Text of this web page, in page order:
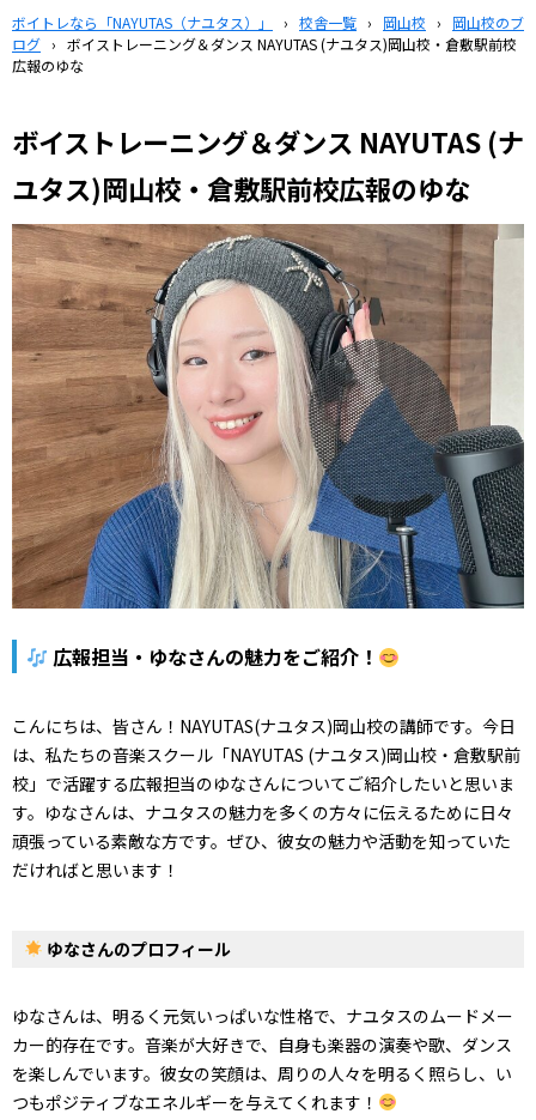
ボイトレなら「NAYUTAS（ナユタス）」 › 校舎一覧 › 岡山校 ›
岡山校のブ
ログ › ボイストレーニング＆ダンス NAYUTAS (ナユタス)岡山校・倉敷駅前校
広報のゆな
ボイストレーニング＆ダンス NAYUTAS (ナ
ユタス)岡山校・倉敷駅前校広報のゆな
広報担当・ゆなさんの魅力をご紹介！
こんにちは、皆さん！NAYUTAS(ナユタス)岡山校の講師です。今日
は、私たちの音楽スクール「NAYUTAS (ナユタス)岡山校・倉敷駅前
校」で活躍する広報担当のゆなさんについてご紹介したいと思いま
す。ゆなさんは、ナユタスの魅力を多くの方々に伝えるために日々
頑張っている素敵な方です。ぜひ、彼女の魅力や活動を知っていた
だければと思います！
ゆなさんのプロフィール
ゆなさんは、明るく元気いっぱいな性格で、ナユタスのムードメー
カー的存在です。音楽が大好きで、自身も楽器の演奏や歌、ダンス
を楽しんでいます。彼女の笑顔は、周りの人々を明るく照らし、い
つもポジティブなエネルギーを与えてくれます！